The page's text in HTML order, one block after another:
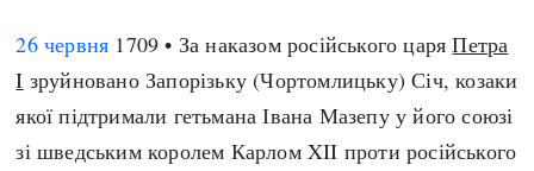
26 червня 1709 • За наказом російського царяПетра
I зруйновано Запорізьку (Чортомлицьку) Січ, козаки
якої підтримали гетьмана Івана Мазепу у його союзі
зі шведським королем Карлом XII проти російського